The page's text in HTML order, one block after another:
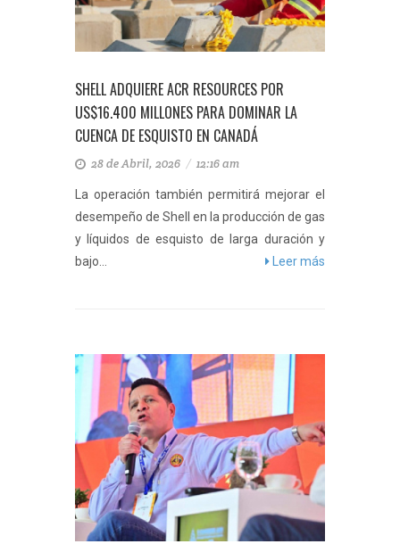
SHELL ADQUIERE ACR RESOURCES POR
US$16.400 MILLONES PARA DOMINAR LA
CUENCA DE ESQUISTO EN CANADÁ
28 de Abril, 2026 / 12:16 am
La operación también permitirá mejorar el
desempeño de Shell en la producción de gas
y líquidos de esquisto de larga duración y
bajo...
Leer más